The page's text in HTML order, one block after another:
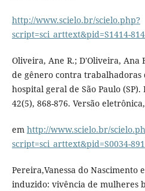
http://www.scielo.br/scielo.php?
script=sci_arttext&pid=S1414-
Oliveira, Ane R.; D'Oliveira, Ana
de gênero contra trabalhadoras
hospital geral de São Paulo (SP).
42(5), 868-876. Versão
em http://www.scielo.br/
script=sci_arttext&pid=S0034-
Pereira,Vanessa do Nascimento
induzido: vivência de mulheres